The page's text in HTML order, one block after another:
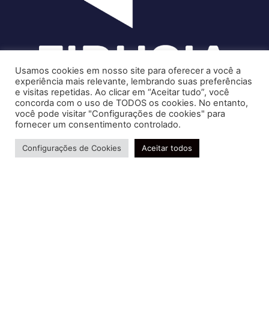
Soluções contábeis-fiscais-tributárias especializadas | CRC RJ
004856/O-7
Serviços
Usamos cookies em nosso site para oferecer a você a
experiência mais relevante, lembrando suas preferências
e visitas repetidas. Ao clicar em “Aceitar tudo”, você
concorda com o uso de TODOS os cookies. No entanto,
você pode visitar "Configurações de cookies" para
fornecer um consentimento controlado.
Configurações de Cookies Aceitar todos
Precisa de ajuda?